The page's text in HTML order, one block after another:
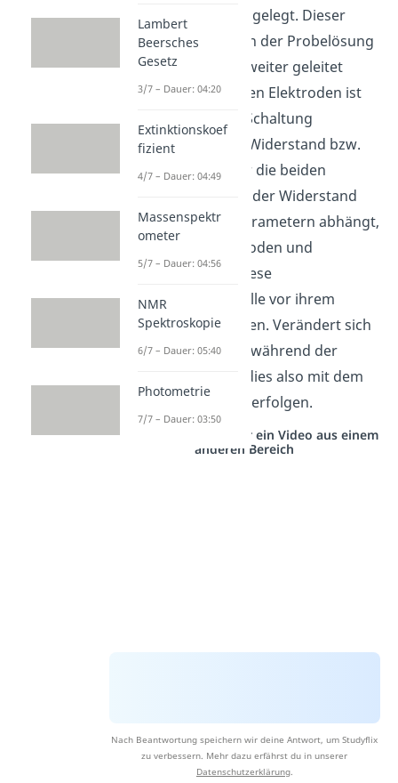
ein
Wechselstrom
angelegt. Dieser
kann nun durch die in der Probelösung
vorhandenen Ionen weiter geleitet
werden. An den beiden Elektroden ist
weiterhin auch eine Schaltung
angebracht, die den Widerstand bzw.
die Leitfähigkeit über die beiden
Elektroden misst. Da der Widerstand
auch von anderen Parametern abhängt,
wie Fläche der Elektroden und
Temperatur, muss diese
Leitfähigkeitsmesszelle vor ihrem
Einsatz geeicht werden. Verändert sich
nun die Leitfähigkeit während der
Titration, kann man dies also mit dem
Konduktometer
mitverfolgen.
Studyflix vernetzt: Hier ein Video aus einem
anderen Bereich
Nach Beantwortung speichern wir deine Antwort, um Studyflix
zu verbessern. Mehr dazu erfährst du in unserer
Datenschutzerklärung.
Lambert
Beersches
Gesetz
3/7 – Dauer: 04:20
Extinktionskoef
fizient
4/7 – Dauer: 04:49
Massenspektr
ometer
5/7 – Dauer: 04:56
NMR
Spektroskopie
6/7 – Dauer: 05:40
Photometrie
7/7 – Dauer: 03:50